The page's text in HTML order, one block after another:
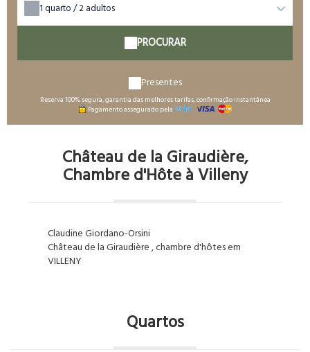
1 quarto /2adultos
PROCURAR
Presentes
Reserva 100% segura, garantia das melhores tarifas, confirmação instantânea
Pagamento assegurado pela
Château de la Giraudière,
Chambre d'Hôte à Villeny
Claudine Giordano-Orsini
Château de la Giraudière, chambre d'hôtes em
VILLENY
Quartos